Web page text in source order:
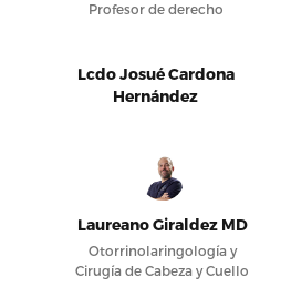
Profesor de derecho
Lcdo Josué Cardona
Hernández
Laureano Giraldez MD
Otorrinolaringología y
Cirugía de Cabeza y Cuello